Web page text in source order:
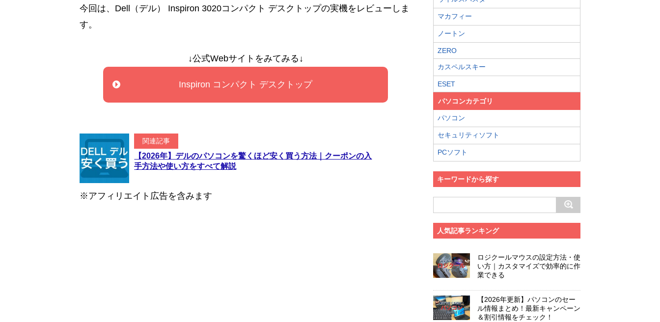
今回は、Dell（デル） Inspiron 3020コンパクト デスクトップの実機をレビューしま
す。
↓公式Webサイトをみてみる↓
Inspiron コンパクト デスクトップ
関連記事
【2026年】デルのパソコンを驚くほど安く買う方法｜クーポンの入
手方法や使い方をすべて解説
※アフィリエイト広告を含みます
マカフィー
ノートン
ZERO
カスペルスキー
ESET
パソコンカテゴリ
パソコン
セキュリティソフト
PCソフト
キーワードから探す
人気記事ランキング
ロジクールマウスの設定方法・使
い方｜カスタマイズで効率的に作
業できる
【2026年更新】パソコンのセー
ル情報まとめ！最新キャンペーン
＆割引情報をチェック！